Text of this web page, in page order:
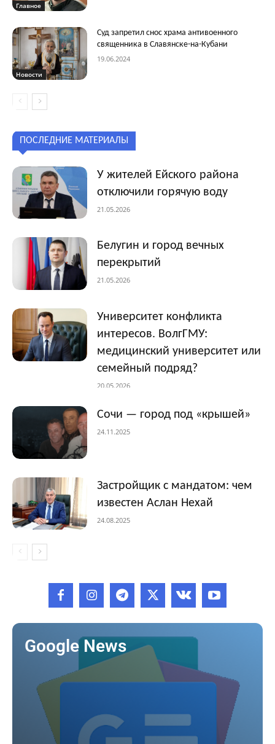
Главное
Новости
Суд запретил снос храма антивоенного
священника в Славянске-на-Кубани
19.06.2024
ПОСЛЕДНИЕ МАТЕРИАЛЫ
У жителей Ейского района
отключили горячую воду
21.05.2026
Белугин и город вечных
перекрытий
21.05.2026
Университет конфликта
интересов. ВолгГМУ:
медицинский университет или
семейный подряд?
20.05.2026
Сочи — город под «крышей»
24.11.2025
Застройщик с мандатом: чем
известен Аслан Нехай
24.08.2025
Google News